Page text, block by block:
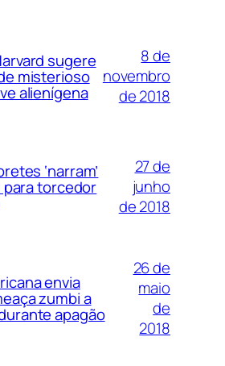
sugere
misterioso
alienígena
8 de
novembro
de 2018
‘narram’
para torcedor
27 de
junho
de 2018
envia
zumbi a
apagão
26 de
maio
de
2018